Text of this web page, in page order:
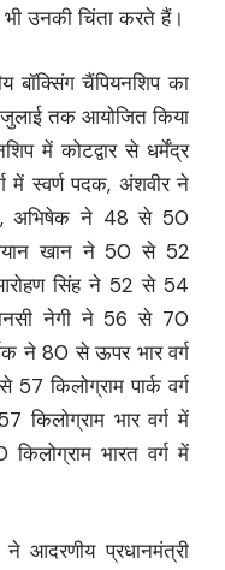
उनकी चिंता करते हैं।
बॉक्सिंग चैंपियनशिप का
तक आयोजित किया
में कोटद्वार से धर्मेंद्र
में स्वर्ण पदक, अंशवीर ने
अभिषेक ने 48 से 50
अयान खान ने 50 से 52
सिंह ने 52 से 54
नेगी ने 56 से 70
ने 80 से ऊपर भार वर्ग
किलोग्राम पार्क वर्ग
भार वर्ग में
भारत वर्ग में
आदरणीय प्रधानमंत्री